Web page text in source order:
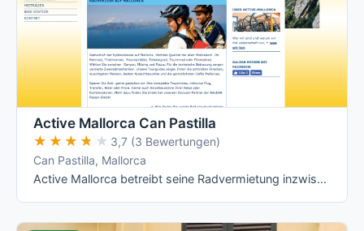
Active Mallorca Can Pastilla
★★★★★
★★★★★ 3,7 (3 Bewertungen)
Can Pastilla, Mallorca
Active Mallorca betreibt seine Radvermietung inzwischen ueberwiegend an Hotelstationen im Norden der Insel (Playa de Muro/Can Picafort, …